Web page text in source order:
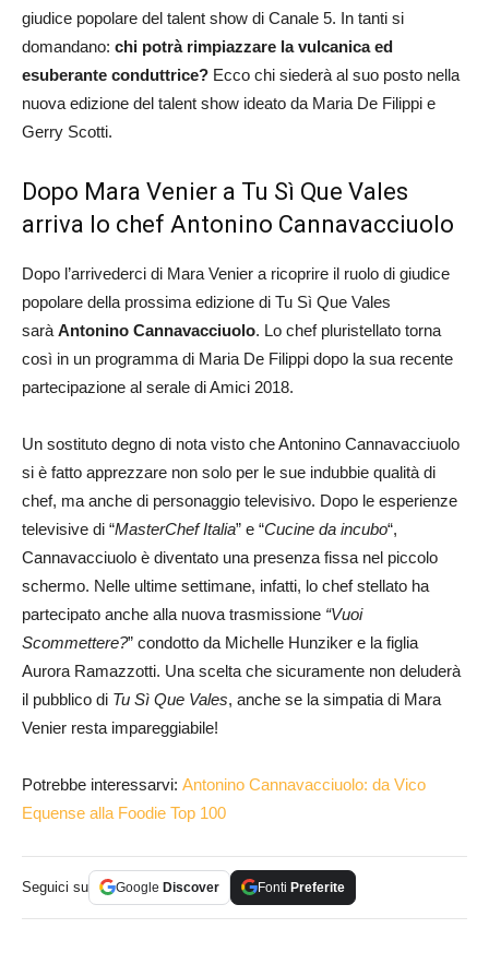
giudice popolare del talent show di Canale 5. In tanti si
domandano: chi potrà rimpiazzare la vulcanica ed
esuberante conduttrice? Ecco chi siederà al suo posto nella
nuova edizione del talent show ideato da Maria De Filippi e
Gerry Scotti.
Dopo Mara Venier a Tu Sì Que Vales
arriva lo chef Antonino Cannavacciuolo
Dopo l’arrivederci di Mara Venier a ricoprire il ruolo di giudice
popolare della prossima edizione di Tu Sì Que Vales
sarà Antonino Cannavacciuolo. Lo chef pluristellato torna
così in un programma di Maria De Filippi dopo la sua recente
partecipazione al serale di Amici 2018.
Un sostituto degno di nota visto che Antonino Cannavacciuolo
si è fatto apprezzare non solo per le sue indubbie qualità di
chef, ma anche di personaggio televisivo. Dopo le esperienze
televisive di “MasterChef Italia” e “Cucine da incubo“,
Cannavacciuolo è diventato una presenza fissa nel piccolo
schermo. Nelle ultime settimane, infatti, lo chef stellato ha
partecipato anche alla nuova trasmissione “Vuoi
Scommettere?” condotto da Michelle Hunziker e la figlia
Aurora Ramazzotti. Una scelta che sicuramente non deluderà
il pubblico di Tu Sì Que Vales, anche se la simpatia di Mara
Venier resta impareggiabile!
Potrebbe interessarvi: Antonino Cannavacciuolo: da Vico
Equense alla Foodie Top 100
Seguici su Google Discover Fonti Preferite